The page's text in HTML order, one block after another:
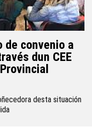
de convenio a
dun CEE
desta situación